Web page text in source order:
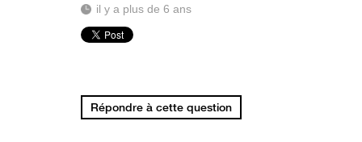
il y a plus de 6 ans
Répondre à cette question